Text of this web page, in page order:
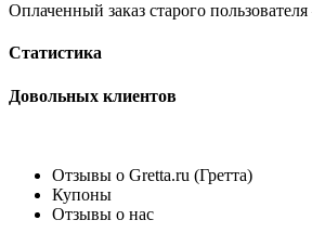
Оплаченный заказ старого
Статистика
Довольных клиентов
Отзывы о Gretta.ru (Гретта)
Купоны
Отзывы о нас